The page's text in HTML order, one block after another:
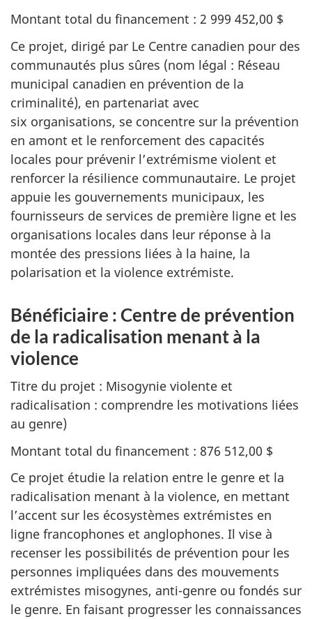
Montant total du financement : 2 999 452,00 $
Ce projet, dirigé par Le Centre canadien pour des
communautés plus sûres (nom légal : Réseau
municipal canadien en prévention de la
criminalité), en partenariat avec
six organisations, se concentre sur la prévention
en amont et le renforcement des capacités
locales pour prévenir l’extrémisme violent et
renforcer la résilience communautaire. Le projet
appuie les gouvernements municipaux, les
fournisseurs de services de première ligne et les
organisations locales dans leur réponse à la
montée des pressions liées à la haine, la
polarisation et la violence extrémiste.
Bénéficiaire : Centre de prévention
de la radicalisation menant à la
violence
Titre du projet : Misogynie violente et
radicalisation : comprendre les motivations liées
au genre)
Montant total du financement : 876 512,00 $
Ce projet étudie la relation entre le genre et la
radicalisation menant à la violence, en mettant
l’accent sur les écosystèmes extrémistes en
ligne francophones et anglophones. Il vise à
recenser les possibilités de prévention pour les
personnes impliquées dans des mouvements
extrémistes misogynes, anti-genre ou fondés sur
le genre. En faisant progresser les connaissances